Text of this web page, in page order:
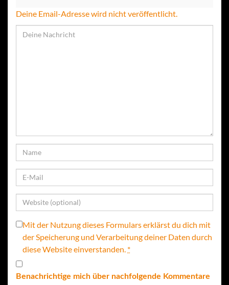
Deine Email-Adresse wird nicht veröffentlicht.
Mit der Nutzung dieses Formulars erklärst du dich mit
der Speicherung und Verarbeitung deiner Daten durch
diese Website einverstanden. *
Benachrichtige mich über nachfolgende Kommentare